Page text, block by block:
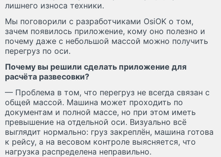
лишнего износа техники.
Мы поговорили с разработчиками OsiOK о том,
зачем появилось приложение, кому оно полезно и
почему даже с небольшой массой можно получить
перегруз по оси.
Почему вы решили сделать приложение для
расчёта развесовки?
— Проблема в том, что перегруз не всегда связан с
общей массой. Машина может проходить по
документам и полной массе, но при этом иметь
превышение на отдельной оси. Визуально всё
выглядит нормально: груз закреплён, машина готова
к рейсу, а на весовом контроле выясняется, что
нагрузка распределена неправильно.